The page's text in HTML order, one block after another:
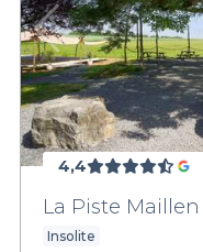
4,4
La Piste Maillen
Insolite